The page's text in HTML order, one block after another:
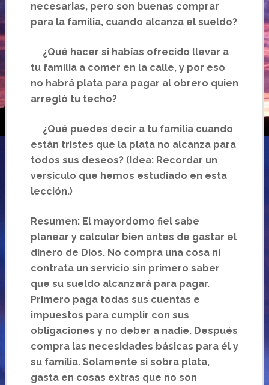
necesarias, pero son buenas comprar
para la familia, cuando alcanza el sueldo?
¿Qué hacer si habías ofrecido llevar a
tu familia a comer en la calle, y por eso
no habrá plata para pagar al obrero quien
arregló tu techo?
¿Qué puedes decir a tu familia cuando
están tristes que la plata no alcanza para
todos sus deseos? (Idea: Recordar un
versículo que hemos estudiado en esta
lección.)
Resumen: El mayordomo fiel sabe
planear y calcular bien antes de gastar el
dinero de Dios. No compra una cosa ni
contrata un servicio sin primero saber
que su sueldo alcanzará para pagar.
Primero paga todas sus cuentas e
impuestos para cumplir con sus
obligaciones y no deber a nadie. Después
compra las necesidades básicas para él y
su familia. Solamente si sobra plata,
gasta en cosas extras que no son